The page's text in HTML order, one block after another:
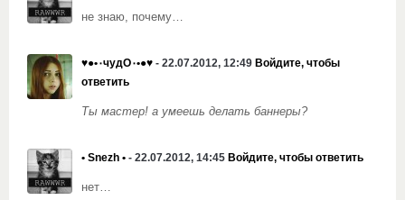
не знаю, почему…
♥●•٠чудО٠•●♥ - 22.07.2012, 12:49 Войдите, чтобы
ответить
Ты мастер! а умеешь делать баннеры?
• Snezh • - 22.07.2012, 14:45 Войдите, чтобы ответить
нет…